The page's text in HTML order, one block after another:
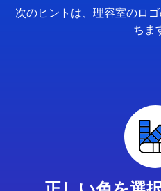
次のヒントは、理容室のロ
ちま